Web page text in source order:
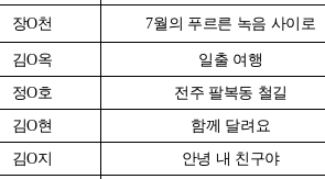
장O천 7월의 푸르른 녹음 사이로
김O옥
일출 여행
정O호
전주 팔복동 철길
김O현
함께 달려요
김O지
안녕 내 친구야